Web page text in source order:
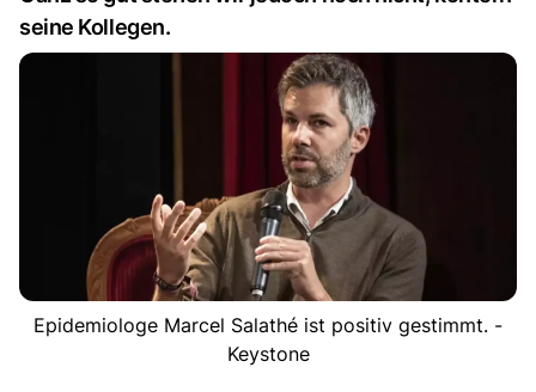
seine Kollegen.
Epidemiologe Marcel Salathé ist positiv gestimmt. -
Keystone